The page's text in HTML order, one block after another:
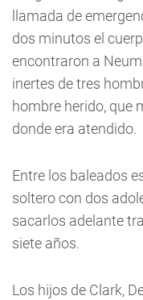
llamada de
dos minutos el
encontraron a
inertes de tres
hombre herido, que
donde era atendido.
Entre los baleados
soltero con dos
sacarlos adelante
siete años.
Los hijos de Clark,